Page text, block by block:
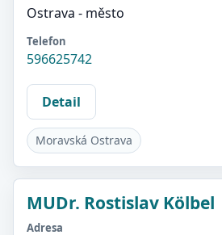
Ostrava - město
Telefon
596625742
Detail
Moravská Ostrava
MUDr. Rostislav Kölbel
Adresa